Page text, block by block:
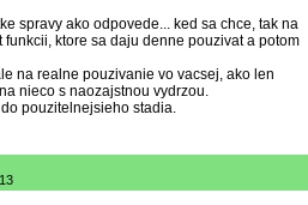
spravy ako odpovede... ked sa chce, tak na
ktore sa daju denne pouzivat a potom
na realne pouzivanie vo vacsej, ako len
nieco s naozajstnou vydrzou.
pouzitelnejsieho stadia.